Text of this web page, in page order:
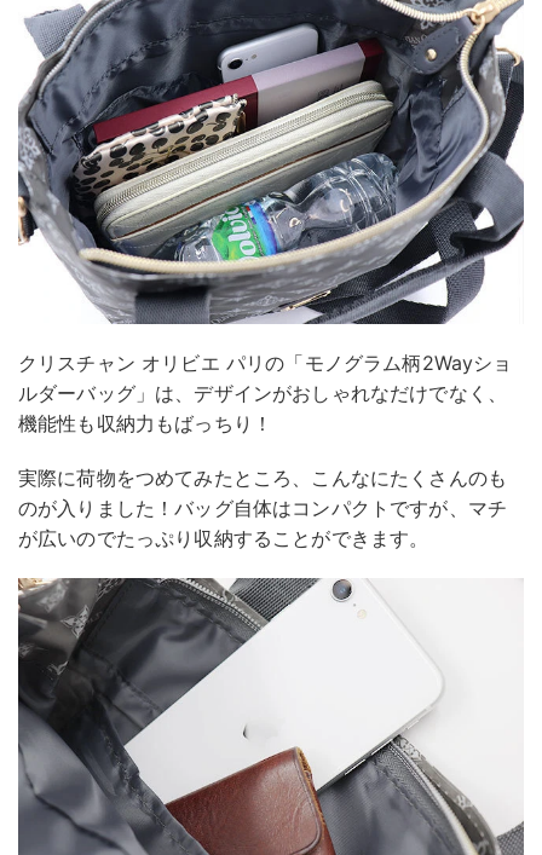
クリスチャン オリビエ パリの「モノグラム柄2Wayショ
ルダーバッグ」は、デザインがおしゃれなだけでなく、
機能性も収納力もばっちり！
実際に荷物をつめてみたところ、こんなにたくさんのも
のが入りました！バッグ自体はコンパクトですが、マチ
が広いのでたっぷり収納することができます。